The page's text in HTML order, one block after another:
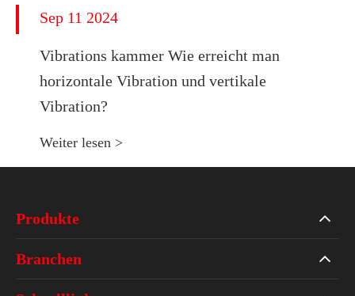
Sep 11 2024
Vibrations kammer Wie erreicht man
horizontale Vibration und vertikale
Vibration?
Weiter lesen >
Produkte
Branchen